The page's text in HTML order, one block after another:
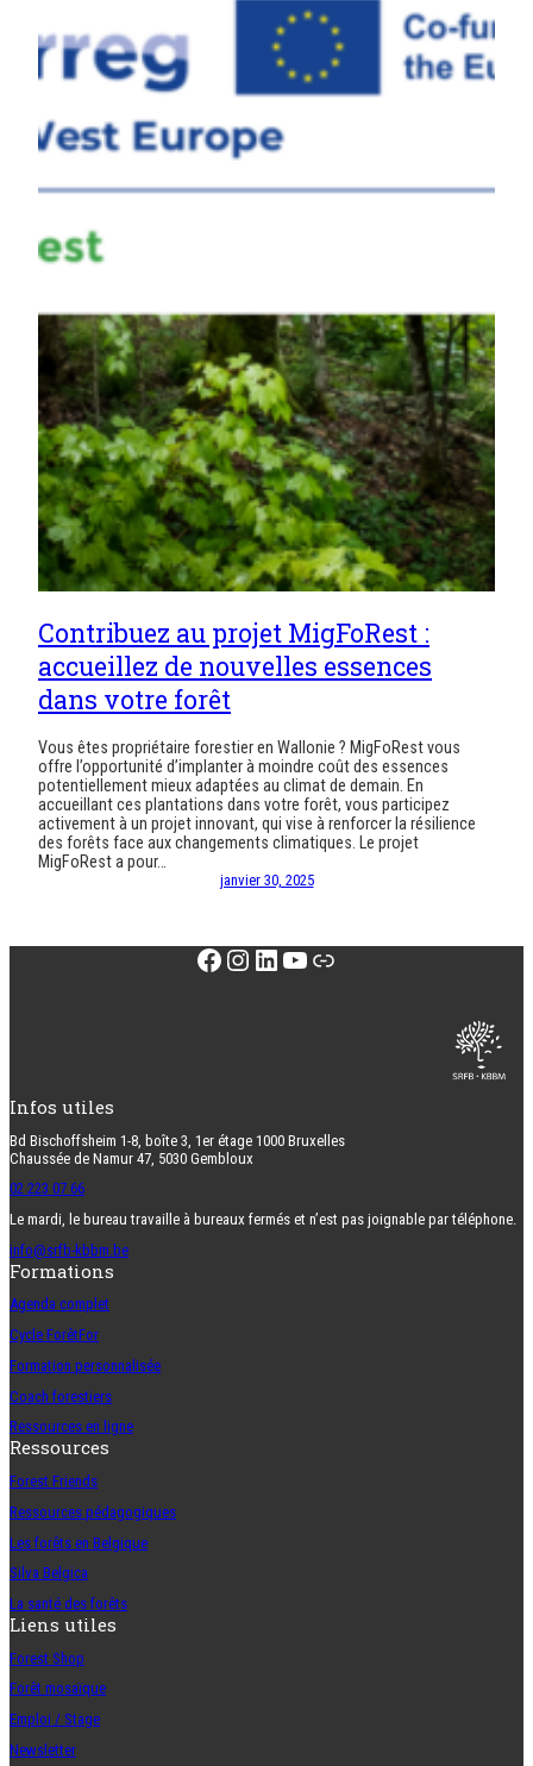
Contribuez au projet MigFoRest :
accueillez de nouvelles essences
dans votre forêt
Vous êtes propriétaire forestier en Wallonie ? MigFoRest vous
offre l’opportunité d’implanter à moindre coût des essences
potentiellement mieux adaptées au climat de demain. En
accueillant ces plantations dans votre forêt, vous participez
activement à un projet innovant, qui vise à renforcer la résilience
des forêts face aux changements climatiques. Le projet
MigFoRest a pour…
janvier 30, 2025
Facebook
Instagram
LinkedIn
YouTube
Lien
Infos utiles
Bd Bischoffsheim 1-8, boîte 3, 1er étage 1000 Bruxelles
Chaussée de Namur 47, 5030 Gembloux
02 223 07 66
Le mardi, le bureau travaille à bureaux fermés et n’est pas joignable par téléphone.
info@srfb-kbbm.be
Formations
Agenda complet
Cycle ForêtFor
Formation personnalisée
Coach forestiers
Ressources en ligne
Ressources
Forest Friends
Ressources pédagogiques
Les forêts en Belgique
Silva Belgica
La santé des forêts
Liens utiles
Forest Shop
Forêt mosaïque
Emploi / Stage
Newsletter